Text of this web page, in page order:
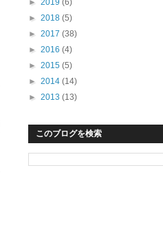
► 2019 (6)
► 2018 (5)
► 2017 (38)
► 2016 (4)
► 2015 (5)
► 2014 (14)
► 2013 (13)
このブログを検索